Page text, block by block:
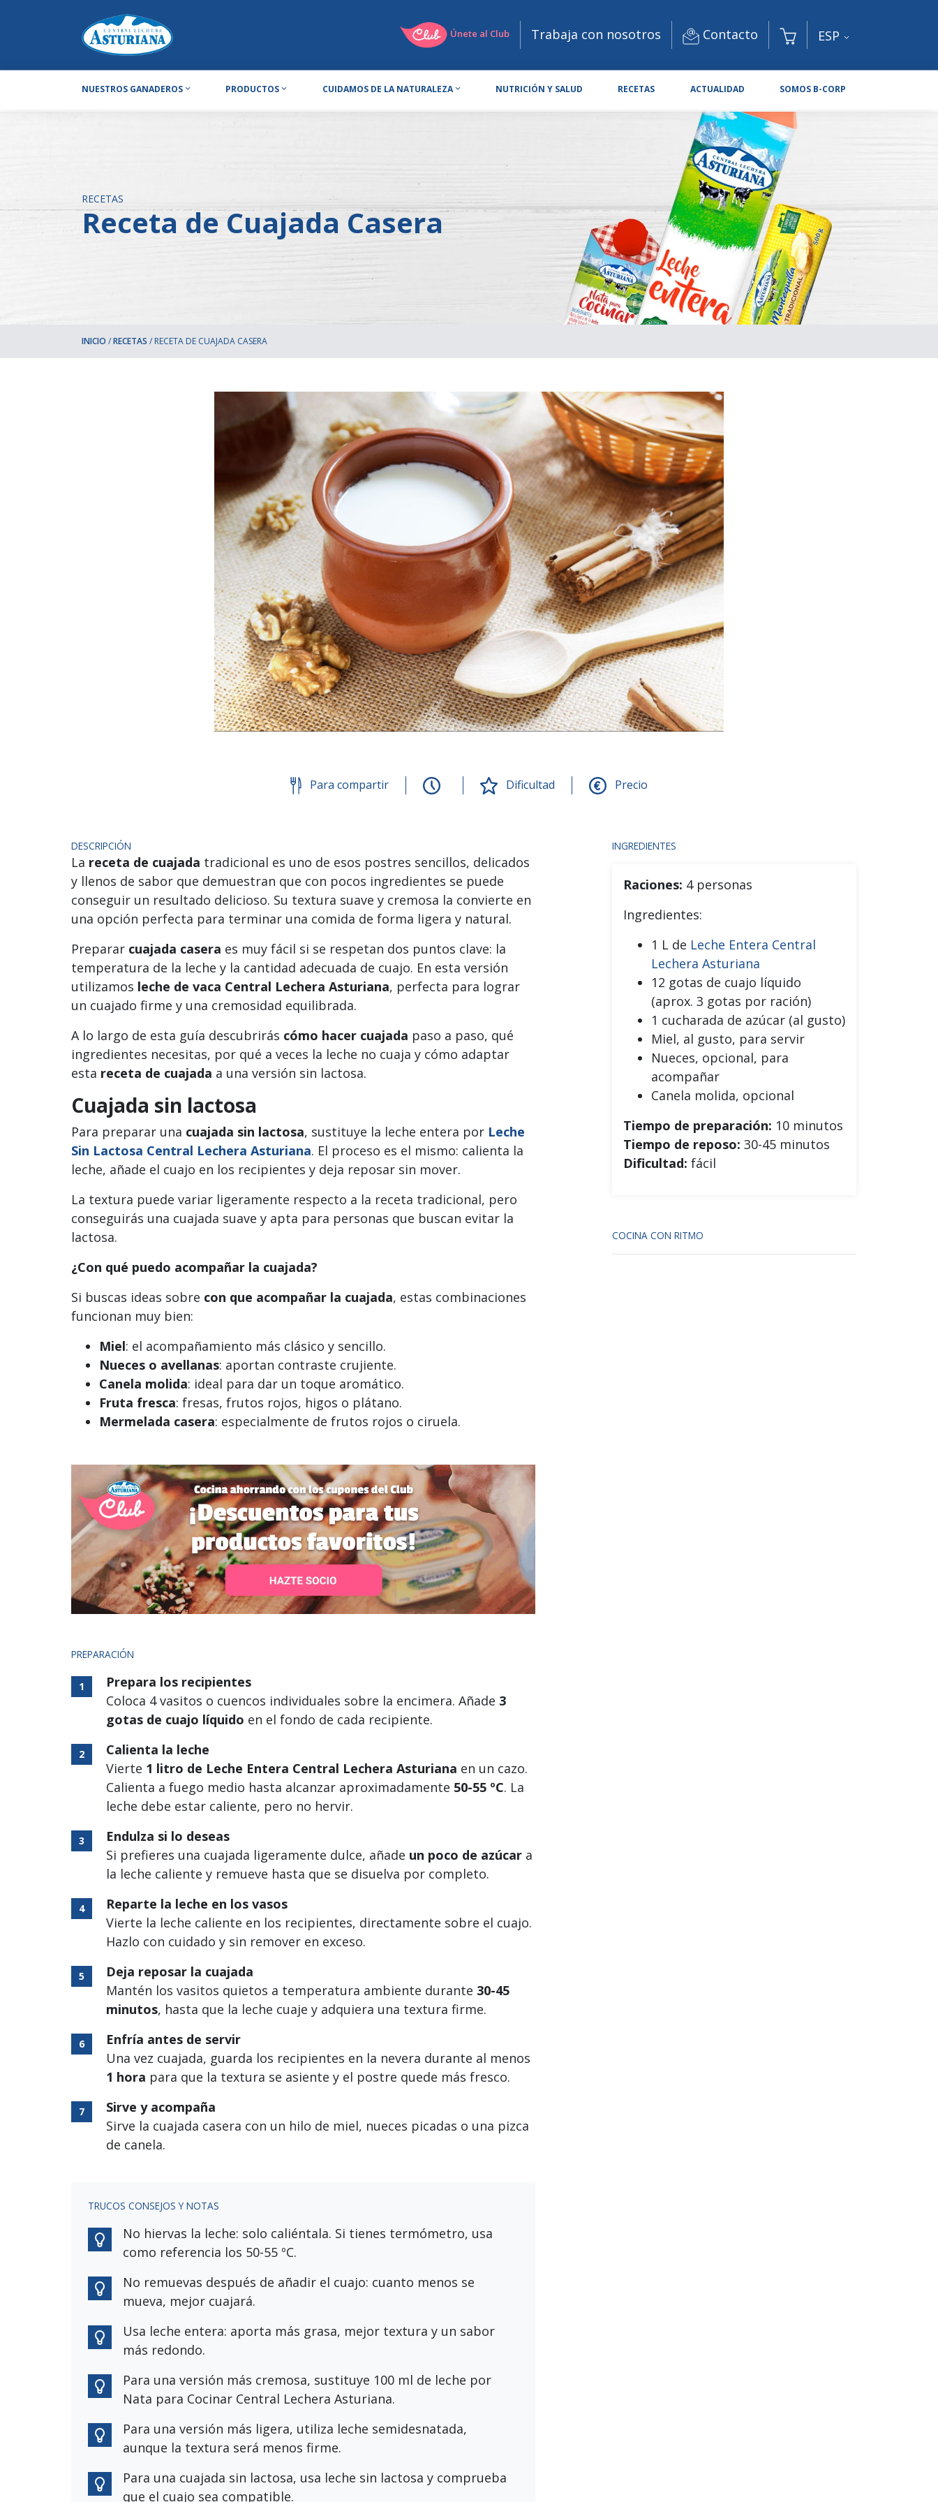
Únete al Club Trabaja con nosotros Contacto ESP
NUESTROS GANADEROS PRODUCTOS CUIDAMOS DE LA NATURALEZA NUTRICIÓN Y SALUD RECETAS ACTUALIDAD SOMOS B-CORP
RECETAS
Receta de Cuajada Casera
INICIO /RECETAS / RECETA DE CUAJADA CASERA
Para compartir Dificultad Precio
DESCRIPCIÓN
La receta de cuajada tradicional es uno de esos postres sencillos, delicados
y llenos de sabor que demuestran que con pocos ingredientes se puede
conseguir un resultado delicioso. Su textura suave y cremosa la convierte en
una opción perfecta para terminar una comida de forma ligera y natural.
Preparar cuajada casera es muy fácil si se respetan dos puntos clave: la
temperatura de la leche y la cantidad adecuada de cuajo. En esta versión
utilizamos leche de vaca Central Lechera Asturiana, perfecta para lograr
un cuajado firme y una cremosidad equilibrada.
A lo largo de esta guía descubrirás cómo hacer cuajada paso a paso, qué
ingredientes necesitas, por qué a veces la leche no cuaja y cómo adaptar
esta receta de cuajada a una versión sin lactosa.
Cuajada sin lactosa
Para preparar una cuajada sin lactosa, sustituye la leche entera por Leche
Sin Lactosa Central Lechera Asturiana. El proceso es el mismo: calienta la
leche, añade el cuajo en los recipientes y deja reposar sin mover.
La textura puede variar ligeramente respecto a la receta tradicional, pero
conseguirás una cuajada suave y apta para personas que buscan evitar la
lactosa.
¿Con qué puedo acompañar la cuajada?
Si buscas ideas sobre con que acompañar la cuajada, estas combinaciones
funcionan muy bien:
Miel: el acompañamiento más clásico y sencillo.
Nueces o avellanas: aportan contraste crujiente.
Canela molida: ideal para dar un toque aromático.
Fruta fresca: fresas, frutos rojos, higos o plátano.
Mermelada casera: especialmente de frutos rojos o ciruela.
PREPARACIÓN
Prepara los recipientes
Coloca 4 vasitos o cuencos individuales sobre la encimera. Añade 3
gotas de cuajo líquido en el fondo de cada recipiente.
Calienta la leche
Vierte 1 litro de Leche Entera Central Lechera Asturiana en un cazo.
Calienta a fuego medio hasta alcanzar aproximadamente 50-55 ºC. La
leche debe estar caliente, pero no hervir.
Endulza si lo deseas
Si prefieres una cuajada ligeramente dulce, añade un poco de azúcar a
la leche caliente y remueve hasta que se disuelva por completo.
Reparte la leche en los vasos
Vierte la leche caliente en los recipientes, directamente sobre el cuajo.
Hazlo con cuidado y sin remover en exceso.
Deja reposar la cuajada
Mantén los vasitos quietos a temperatura ambiente durante 30-45
minutos, hasta que la leche cuaje y adquiera una textura firme.
Enfría antes de servir
Una vez cuajada, guarda los recipientes en la nevera durante al menos
1 hora para que la textura se asiente y el postre quede más fresco.
Sirve y acompaña
Sirve la cuajada casera con un hilo de miel, nueces picadas o una pizca
de canela.
TRUCOS CONSEJOS Y NOTAS
No hiervas la leche: solo caliéntala. Si tienes termómetro, usa
como referencia los 50-55 ºC.
No remuevas después de añadir el cuajo: cuanto menos se
mueva, mejor cuajará.
Usa leche entera: aporta más grasa, mejor textura y un sabor
más redondo.
Para una versión más cremosa, sustituye 100 ml de leche por
Nata para Cocinar Central Lechera Asturiana.
Para una versión más ligera, utiliza leche semidesnatada,
aunque la textura será menos firme.
Para una cuajada sin lactosa, usa leche sin lactosa y comprueba
que el cuajo sea compatible.
INGREDIENTES
Raciones: 4 personas
Ingredientes:
1 L de Leche Entera Central
Lechera Asturiana
12 gotas de cuajo líquido
(aprox. 3 gotas por ración)
1 cucharada de azúcar (al gusto)
Miel, al gusto, para servir
Nueces, opcional, para
acompañar
Canela molida, opcional
Tiempo de preparación: 10 minutos
Tiempo de reposo: 30-45 minutos
Dificultad: fácil
COCINA CON RITMO